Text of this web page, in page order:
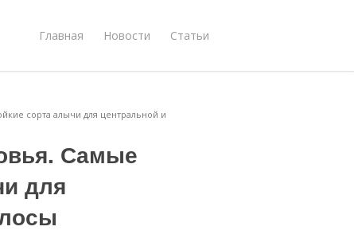
Главная Новости Статьи
сорта алычи для центральной и
Самые
для